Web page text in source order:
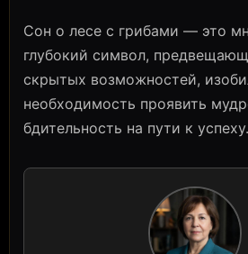
Сон о лесе с грибами — это
глубокий символ,
скрытых возможностей,
необходимость проявить
бдительность на пути к успеху.